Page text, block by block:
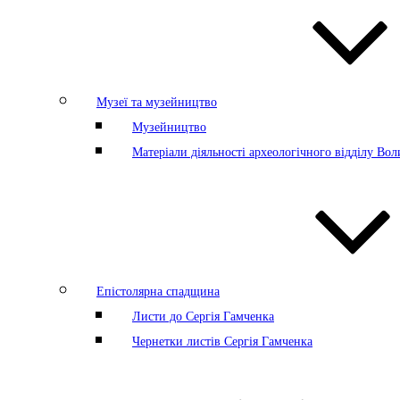
Музеї та музейництво
Музейництво
Матеріали діяльності археологічного відділу
Епістолярна спадщина
Листи до Сергія Гамченка
Чернетки листів Сергія Гамченка